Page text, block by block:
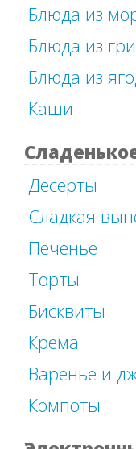
Блюда из
Блюда из
Блюда из
Каши
Десерты
Сладкая
Печенье
Торты
Бисквиты
Крема
Варенье и
Компоты